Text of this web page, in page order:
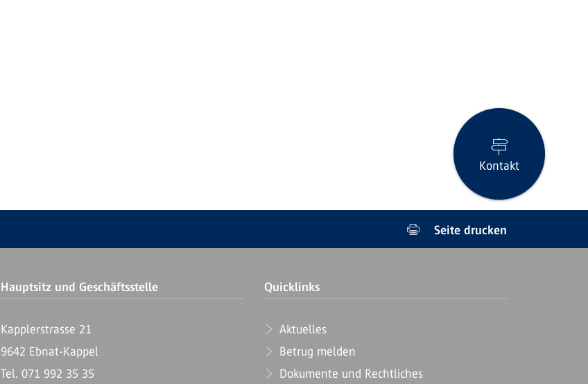
Kontakt
Seite drucken
Hauptsitz und Geschäftsstelle Quicklinks
Kapplerstrasse 21
9642 Ebnat-Kappel
Tel. 071 992 35 35
Aktuelles
Betrug melden
Dokumente und Rechtliches